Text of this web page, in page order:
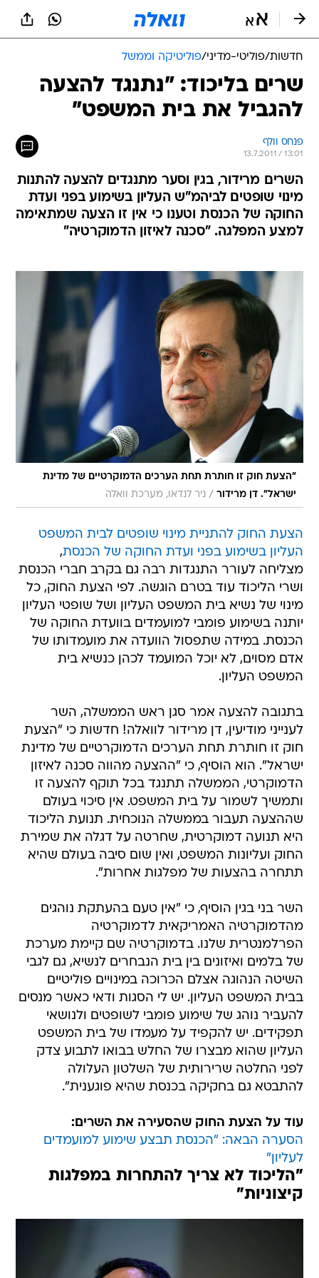
חדשות/פוליטי-מדיני/פוליטיקה וממשל
שרים בליכוד: "נתנגד להצעה
להגביל את בית המשפט"
פנחס וולף
13.7.2011 / 13:01
השרים מרידור, בגין וסער מתנגדים להצעה להתנות
מינוי שופטים לביהמ"ש העליון בשימוע בפני ועדת
החוקה של הכנסת וטענו כי אין זו הצעה שמתאימה
למצע המפלגה. "סכנה לאיזון הדמוקרטיה"
"הצעת חוק זו חותרת תחת הערכים הדמוקרטיים של מדינת
ישראל". דן מרידור / ניר לנדאו, מערכת וואלה
הצעת החוק להתניית מינוי שופטים לבית המשפט
העליון בשימוע בפני ועדת החוקה של הכנסת,
מצליחה לעורר התנגדות רבה גם בקרב חברי הכנסת
ושרי הליכוד עוד בטרם הוגשה. לפי הצעת החוק, כל
מינוי של נשיא בית המשפט העליון ושל שופטי העליון
יותנה בשימוע פומבי למועמדים בוועדת החוקה של
הכנסת. במידה שתפסול הוועדה את מועמדותו של
אדם מסוים, לא יוכל המועמד לכהן כנשיא בית
המשפט העליון.
בתגובה להצעה אמר סגן ראש הממשלה, השר
לענייני מודיעין, דן מרידור לוואלה! חדשות כי "הצעת
חוק זו חותרת תחת הערכים הדמוקרטיים של מדינת
ישראל". הוא הוסיף, כי "ההצעה מהווה סכנה לאיזון
הדמוקרטי, הממשלה תתנגד בכל תוקף להצעה זו
ותמשיך לשמור על בית המשפט. אין סיכוי בעולם
שההצעה תעבור בממשלה הנוכחית. תנועת הליכוד
היא תנועה דמוקרטית, שחרטה על דגלה את שמירת
החוק ועליונות המשפט, ואין שום סיבה בעולם שהיא
תתחרה בהצעות של מפלגות אחרות".
השר בני בגין הוסיף, כי "אין טעם בהעתקת נוהגים
מהדמוקרטיה האמריקאית לדמוקרטיה
הפרלמנטרית שלנו. בדמוקרטיה שם קיימת מערכת
של בלמים ואיזונים בין בית הנבחרים לנשיא, גם לגבי
השיטה הנהוגה אצלם הכרוכה במינויים פוליטיים
בבית המשפט העליון. יש לי הסגות ודאי כאשר מנסים
להעביר נוהג של שימוע פומבי לשופטים ולנושאי
תפקידים. יש להקפיד על מעמדו של בית המשפט
העליון שהוא מבצרו של החלש בבואו לתבוע צדק
לפני החלטה שרירותית של השלטון העלולה
להתבטא גם בחקיקה בכנסת שהיא פוגענית".
עוד על הצעת החוק שהסעירה את השרים:
הסערה הבאה: "הכנסת תבצע שימוע למועמדים
לעליון"
"הליכוד לא צריך להתחרות במפלגות
קיצוניות"